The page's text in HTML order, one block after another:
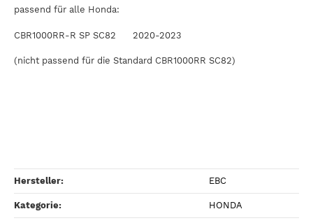
passend für alle Honda:
CBR1000RR-R SP SC82 2020-2023
(nicht passend für die Standard CBR1000RR SC82)
Hersteller: EBC
Kategorie: HONDA